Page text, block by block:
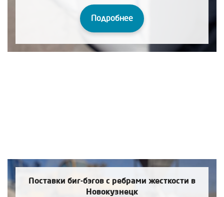
Подробнее
Поставки биг-бэгов с ребрами жесткости в
Новокузнецк